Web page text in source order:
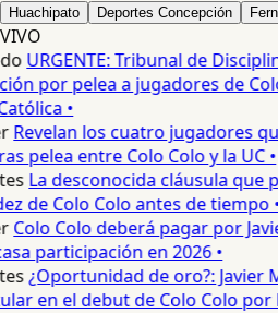
Huachipato Deportes Concepción
VIVO
URGENTE: Tribunal de
por pelea a jugadores de
•
Revelan los cuatro jugadores
pelea entre Colo Colo y la UC •
La desconocida cláusula que
de Colo Colo antes de tiempo •
Colo Colo deberá pagar por
participación en 2026 •
¿Oportunidad de oro?: Javier
en el debut de Colo Colo por